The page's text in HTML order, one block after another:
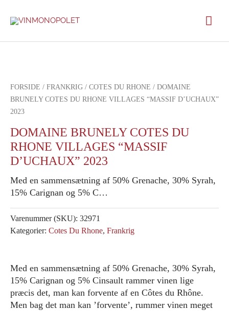
FORSIDE / FRANKRIG / COTES DU RHONE / DOMAINE
BRUNELY COTES DU RHONE VILLAGES “MASSIF D’UCHAUX”
2023
DOMAINE BRUNELY COTES DU
RHONE VILLAGES “MASSIF
D’UCHAUX” 2023
Med en sammensætning af 50% Grenache, 30% Syrah,
15% Carignan og 5% C…
Varenummer (SKU): 32971
Kategorier: Cotes Du Rhone, Frankrig
Med en sammensætning af 50% Grenache, 30% Syrah,
15% Carignan og 5% Cinsault rammer vinen lige
præcis det, man kan forvente af en Côtes du Rhône.
Men bag det man kan ’forvente’, rummer vinen meget